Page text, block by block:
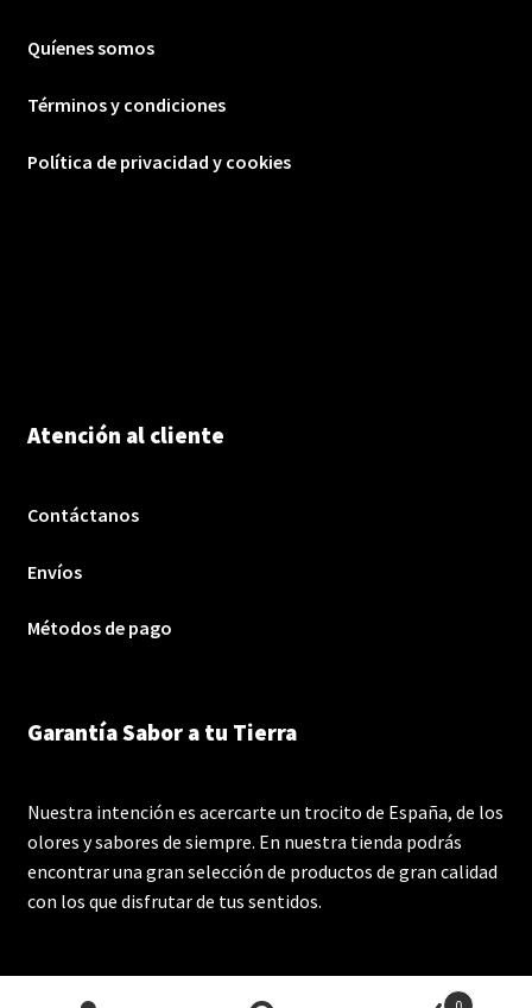
Quíenes somos
Términos y condiciones
Política de privacidad y cookies
Atención al cliente
Contáctanos
Envíos
Métodos de pago
Garantía Sabor a tu Tierra
Nuestra intención es acercarte un trocito de España, de los
olores y sabores de siempre. En nuestra tienda podrás
encontrar una gran selección de productos de gran calidad
con los que disfrutar de tus sentidos.